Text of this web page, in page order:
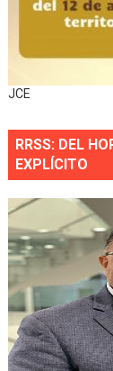
JCE
RRSS: DEL
EXPLÍCITO